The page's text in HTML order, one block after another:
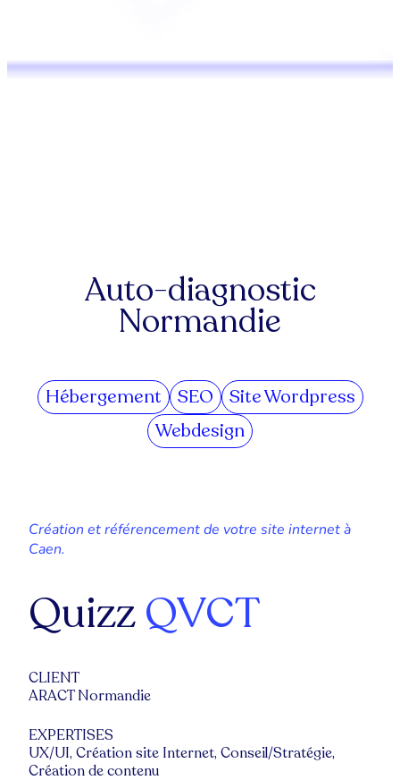
Auto-diagnostic
Normandie
Hébergement SEO
Site Wordpress
Webdesign
Création et référencement de votre site internet à
Caen.
Quizz QVCT
CLIENT
ARACT Normandie
EXPERTISES
UX/UI, Création site Internet, Conseil/Stratégie,
Création de contenu